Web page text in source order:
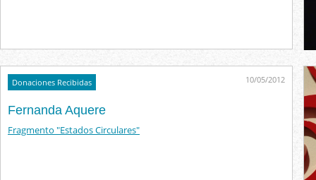
Donaciones Recibidas 10/05/2012
Fernanda Aquere
Fragmento "Estados Circulares"